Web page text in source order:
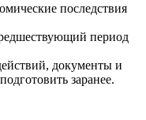
последствия
период
документы и
заранее.